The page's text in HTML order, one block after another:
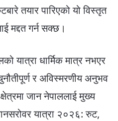
तयार पारिएको यो विस्तृत
मद्दत गर्न सक्छ।
यात्रा धार्मिक मात्र नभएर
र अविस्मरणीय अनुभव
जान नेपाललाई मुख्य
यात्रा २०२६: रुट,